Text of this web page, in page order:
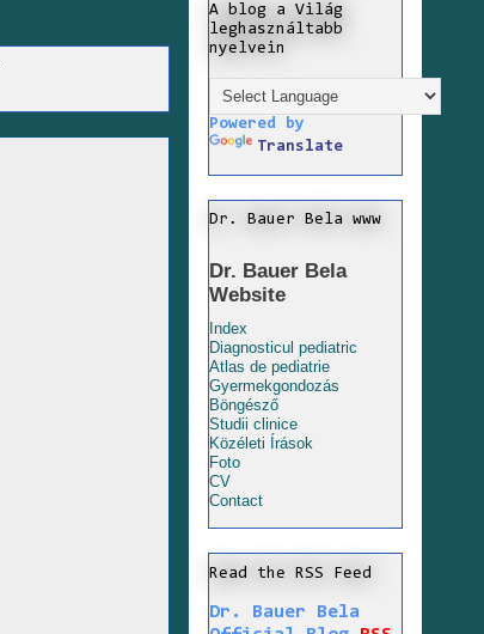
A blog a Világ
leghasználtabb
nyelvein
Powered by
Translate
Dr. Bauer Bela www
Dr. Bauer Bela
Website
Index
Diagnosticul pediatric
Atlas de pediatrie
Gyermekgondozás
Böngésző
Studii clinice
Közéleti Írások
Foto
CV
Contact
Read the RSS Feed
Dr. Bauer Bela